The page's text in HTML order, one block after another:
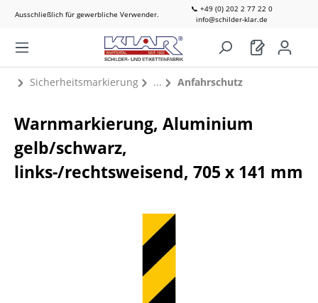
Ausschließlich für gewerbliche Verwender.
📞 +49 (0) 202 2 77 22 0
info@schilder-klar.de
Sicherheitsmarkierung Anfahrschutz
Warnmarkierung, Aluminium
gelb/schwarz,
links-/rechtsweisend, 705 x 141 mm